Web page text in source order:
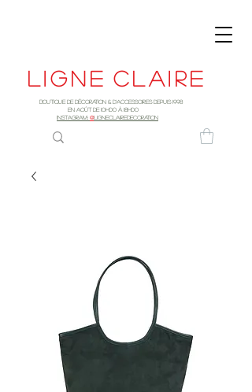
Ligne claire
Boutique de décoration & d'accessoires depuis 1998
EN AOûT DE 10h00 à 18H00
INSTAGRAM: @LIGNECLAIREDECORATION